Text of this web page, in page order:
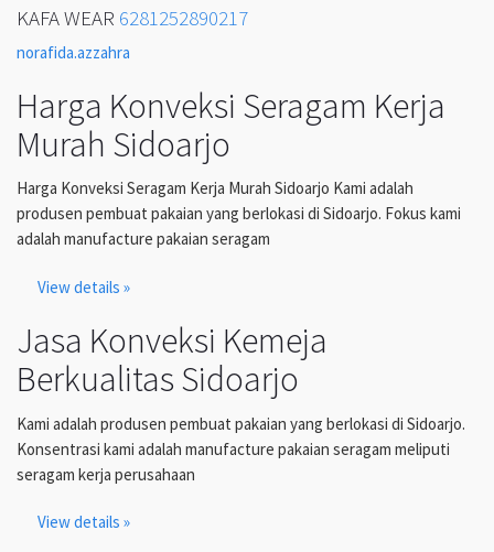
KAFA WEAR 6281252890217
norafida.azzahra
Harga Konveksi Seragam Kerja
Murah Sidoarjo
Harga Konveksi Seragam Kerja Murah Sidoarjo Kami adalah
produsen pembuat pakaian yang berlokasi di Sidoarjo. Fokus kami
adalah manufacture pakaian seragam
View details »
Jasa Konveksi Kemeja
Berkualitas Sidoarjo
Kami adalah produsen pembuat pakaian yang berlokasi di Sidoarjo.
Konsentrasi kami adalah manufacture pakaian seragam meliputi
seragam kerja perusahaan
View details »